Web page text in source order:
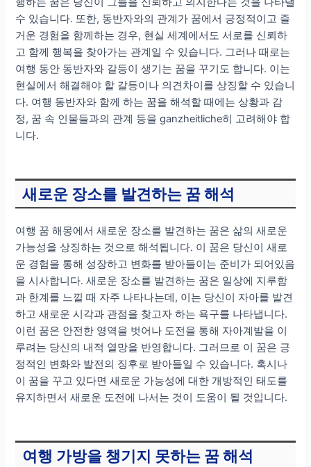
수 있습니다. 또한, 동반자와의 관계가 꿈에서 긍정적이고 즐
거운 경험을 함께하는 경우, 현실 세계에서도 서로를 신뢰하
고 함께 행복을 찾아가는 관계일 수 있습니다. 그러나 때로는
여행 동안 동반자와 갈등이 생기는 꿈을 꾸기도 합니다. 이는
현실에서 해결해야 할 갈등이나 의견차이를 상징할 수 있습니
다. 여행 동반자와 함께 하는 꿈을 해석할 때에는 상황과 감
정, 꿈 속 인물들과의 관계 등을 ganzheitliche히 고려해야 합
니다.
새로운 장소를 발견하는 꿈 해석
여행 꿈 해몽에서 새로운 장소를 발견하는 꿈은 삶의 새로운
가능성을 상징하는 것으로 해석됩니다. 이 꿈은 당신이 새로
운 경험을 통해 성장하고 변화를 받아들이는 준비가 되어있음
을 시사합니다. 새로운 장소를 발견하는 꿈은 일상에 지루함
과 한계를 느낄 때 자주 나타나는데, 이는 당신이 자아를 발견
하고 새로운 시각과 관점을 찾고자 하는 욕구를 나타냅니다.
이런 꿈은 안전한 영역을 벗어나 도전을 통해 자아계발을 이
루려는 당신의 내적 열망을 반영합니다. 그러므로 이 꿈은 긍
정적인 변화와 발전의 징후로 받아들일 수 있습니다. 혹시나
이 꿈을 꾸고 있다면 새로운 가능성에 대한 개방적인 태도를
유지하면서 새로운 도전에 나서는 것이 도움이 될 것입니다.
여행 가방을 챙기지 못하는 꿈 해석